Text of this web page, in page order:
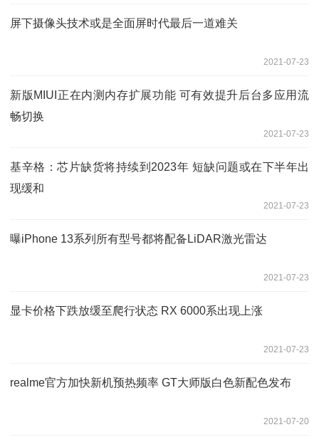
屏下摄像头技术或是全面屏时代最后一道难关
2021-07-23
新版MIUI正在内测内存扩展功能 可有效提升后台多应用流
畅切换
2021-07-23
基辛格：芯片缺货将持续到2023年 短缺问题或在下半年出
现缓和
2021-07-23
曝iPhone 13系列所有型号都将配备LiDAR激光雷达
2021-07-23
显卡价格下跌放缓至爬行状态 RX 6000系出现上涨
2021-07-23
realme官方加快新机预热频率 GT大师版白色新配色发布
2021-07-20